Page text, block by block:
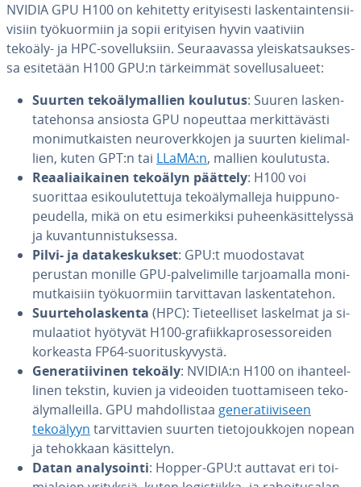
NVIDIA GPU H100 on kehitetty eri­tyi­ses­ti las­ken­tain­ten­sii­
vi­siin työ­kuor­miin ja sopii erityisen hyvin vaativiin
tekoäly- ja HPC-so­vel­luk­siin. Seu­raa­vas­sa yleis­kat­sauk­ses­
sa esitetään H100 GPU:n tär­keim­mät so­vel­lusa­lu­eet:
Suurten te­ko­ä­ly­mal­lien koulutus: Suuren las­ken­
ta­te­hon­sa ansiosta GPU nopeuttaa mer­kit­tä­väs­ti
mo­ni­mut­kais­ten neu­ro­verk­ko­jen ja suurten kie­li­mal­
lien, kuten GPT:n tai LLaMA:n, mallien kou­lu­tus­ta.
Re­aa­liai­kai­nen tekoälyn päättely: H100 voi
suorittaa esi­kou­lu­tet­tu­ja te­ko­ä­ly­mal­le­ja huip­pu­no­
peu­del­la, mikä on etu esi­mer­kik­si pu­heen­kä­sit­te­lys­sä
ja ku­van­tun­nis­tuk­ses­sa.
Pilvi- ja da­ta­kes­kuk­set: GPU:t muo­dos­ta­vat
perustan monille GPU-pal­ve­li­mil­le tar­joa­mal­la mo­ni­
mut­kai­siin työ­kuor­miin tar­vit­ta­van las­ken­ta­te­hon.
Suur­te­ho­las­ken­ta (HPC): Tie­teel­li­set laskelmat ja si­
mu­laa­tiot hyötyvät H100-gra­fiik­kapro­ses­so­rei­den
korkeasta FP64-suo­ri­tus­ky­vys­tä.
Ge­ne­ra­tii­vi­nen tekoäly: NVIDIA:n H100 on ihan­teel­
li­nen tekstin, kuvien ja videoiden tuot­ta­mi­seen te­ko­
ä­ly­mal­leil­la. GPU mah­dol­lis­taa ge­ne­ra­tii­vi­seen
tekoälyyn tar­vit­ta­vien suurten tie­to­jouk­ko­jen nopean
ja tehokkaan kä­sit­te­lyn.
Datan ana­ly­soin­ti: Hopper-GPU:t auttavat eri toi­